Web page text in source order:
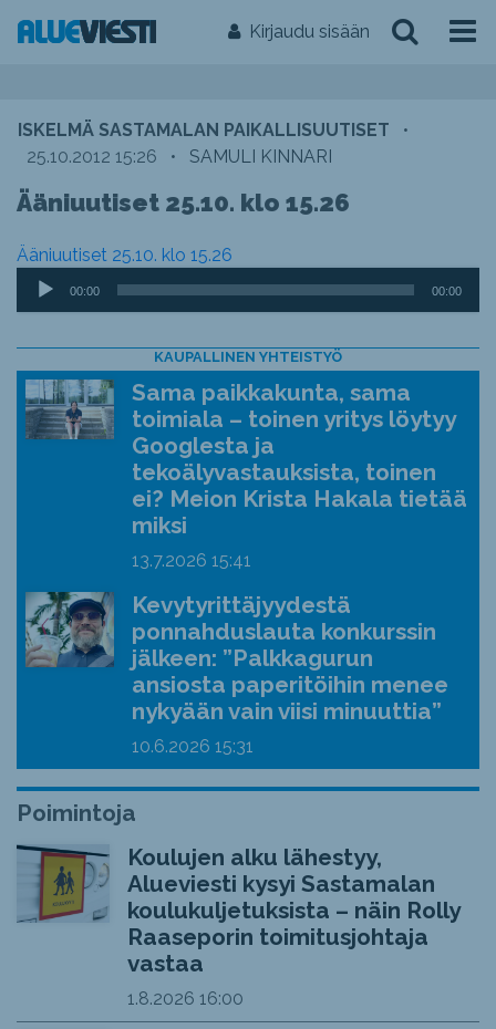
Kirjaudu sisään
ISKELMÄ SASTAMALAN PAIKALLISUUTISET
•
25.10.2012 15:26
• SAMULI KINNARI
Ääniuutiset 25.10. klo 15.26
Ääniuutiset 25.10. klo 15.26
Äänitoistin
00:00 00:00
KAUPALLINEN YHTEISTYÖ
Sama paikkakunta, sama
toimiala – toinen yritys löytyy
Googlesta ja
tekoälyvastauksista, toinen
ei? Meion Krista Hakala tietää
miksi
13.7.2026 15:41
Kevytyrittäjyydestä
ponnahduslauta konkurssin
jälkeen: ”Palkkagurun
ansiosta paperitöihin menee
nykyään vain viisi minuuttia”
10.6.2026 15:31
Poimintoja
Koulujen alku lähestyy,
Alueviesti kysyi Sastamalan
koulukuljetuksista – näin Rolly
Raaseporin toimitusjohtaja
vastaa
1.8.2026 16:00